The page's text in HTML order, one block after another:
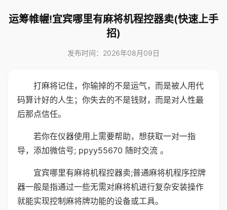
运筹帷幄!宜宾哪里有麻将机程控器卖(快速上手
招)
发布时间：2026年08月09日
打麻将记住，你输掉的不是运气，而是被人用代
码算计好的人生；你失去的不是钱财，而是对人性最
后那点信任。
若你在仪器使用上需要帮助，想获取一对一指
导，添加微信号; ppyy55670 随时交流 。
宜宾哪里有麻将机程控器卖;普通麻将机程序控牌
器一般是指通过一些无需对麻将机进行复杂安装操作
就能实现控制麻将牌功能的设备或工具。